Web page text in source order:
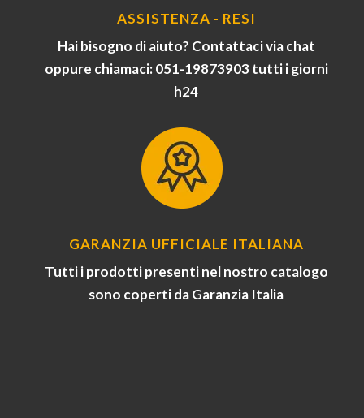
ASSISTENZA - RESI
Hai bisogno di aiuto? Contattaci via chat
oppure chiamaci: 051-19873903 tutti i giorni
h24
GARANZIA UFFICIALE ITALIANA
Tutti i prodotti presenti nel nostro catalogo
sono coperti da Garanzia Italia